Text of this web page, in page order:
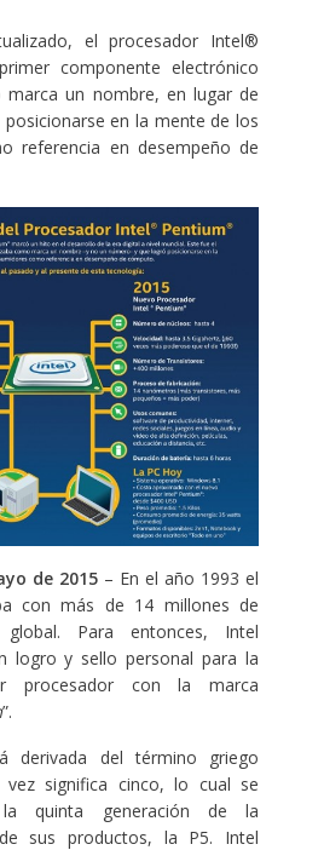
el procesador Intel®
componente electrónico
marca un nombre, en lugar de
en la mente de los
referencia en desempeño de
de 2015 – En el año 1993 el
con más de 14 millones de
Para entonces, Intel
logro y sello personal para la
procesador con la marca
”.
derivada del término griego
vez significa cinco, lo cual se
la quinta generación de la
sus productos, la P5. Intel